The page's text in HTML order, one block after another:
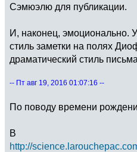
Сэмюэлю для публикации.
И, наконец, эмоционально.
стиль заметки на полях
драматический стиль
-- Пт авг 19, 2016 01:07:16 --
По поводу времени
В
http://